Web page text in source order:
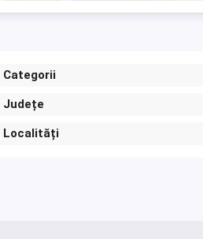
Categorii
Județe
Localități